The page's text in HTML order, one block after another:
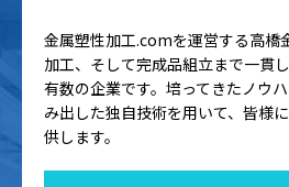
金属塑性加工.comを運営する高橋
加工、そして完成品組立まで一貫
有数の企業です。培ってきたノウ
み出した独自技術を用いて、皆様
供します。